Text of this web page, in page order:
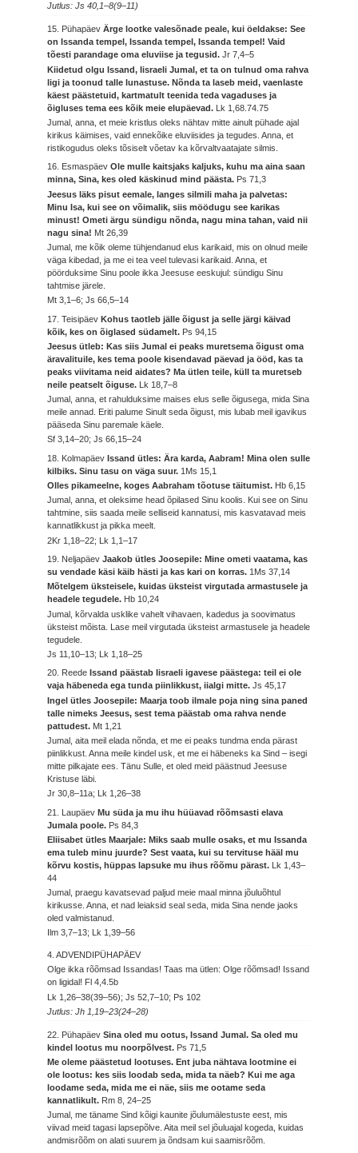
Jutlus: Js 40,1–8(9–11)
15. PühapäevÄrge lootke valesõnade peale, kui öeldakse: See
on Issanda tempel, Issanda tempel, Issanda tempel! Vaid
tõesti parandage oma eluviise ja tegusid.Jr 7,4–5
Kiidetud olgu Issand, Iisraeli Jumal, et ta on tulnud oma rahva
ligi ja toonud talle lunastuse. Nõnda ta laseb meid, vaenlaste
käest päästetuid, kartmatult teenida teda vagaduses ja
õigluses tema ees kõik meie elupäevad. Lk 1,68.74.75
Jumal, anna, et meie kristlus oleks nähtav mitte ainult pühade ajal
kirikus käimises, vaid ennekõike eluviisides ja tegudes. Anna, et
ristikogudus oleks tõsiselt võetav ka kõrvaltvaatajate silmis.
16. EsmaspäevOle mulle kaitsjaks kaljuks, kuhu ma aina saan
minna, Sina, kes oled käskinud mind päästa. Ps 71,3
Jeesus läks pisut eemale, langes silmili maha ja palvetas:
Minu Isa, kui see on võimalik, siis möödugu see karikas
minust! Ometi ärgu sündigu nõnda, nagu mina tahan, vaid nii
nagu sina! Mt 26,39
Jumal, me kõik oleme tühjendanud elus karikaid, mis on olnud meile
väga kibedad, ja me ei tea veel tulevasi karikaid. Anna, et
pöörduksime Sinu poole ikka Jeesuse eeskujul: sündigu Sinu
tahtmise järele.
Mt 3,1–6; Js 66,5–14
17. TeisipäevKohus taotleb jälle õigust ja selle järgi käivad
kõik, kes on õiglased südamelt. Ps 94,15
Jeesus ütleb: Kas siis Jumal ei peaks muretsema õigust oma
äravalituile, kes tema poole kisendavad päevad ja ööd, kas ta
peaks viivitama neid aidates? Ma ütlen teile, küll ta muretseb
neile peatselt õiguse. Lk 18,7–8
Jumal, anna, et rahulduksime maises elus selle õigusega, mida Sina
meile annad. Eriti palume Sinult seda õigust, mis lubab meil igavikus
pääseda Sinu paremale käele.
Sf 3,14–20; Js 66,15–24
18. KolmapäevIssand ütles: Ära karda, Aabram! Mina olen sulle
kilbiks. Sinu tasu on väga suur. 1Ms 15,1
Olles pikameelne, koges Aabraham tõotuse täitumist. Hb 6,15
Jumal, anna, et oleksime head õpilased Sinu koolis. Kui see on Sinu
tahtmine, siis saada meile selliseid kannatusi, mis kasvatavad meis
kannatlikkust ja pikka meelt.
2Kr 1,18–22; Lk 1,1–17
19. NeljapäevJaakob ütles Joosepile: Mine ometi vaatama, kas
su vendade käsi käib hästi ja kas kari on korras. 1Ms 37,14
Mõtelgem üksteisele, kuidas üksteist virgutada armastusele ja
headele tegudele. Hb 10,24
Jumal, kõrvalda usklike vahelt vihavaen, kadedus ja soovimatus
üksteist mõista. Lase meil virgutada üksteist armastusele ja headele
tegudele.
Js 11,10–13; Lk 1,18–25
20. Reede Issand päästab Iisraeli igavese päästega: teil ei ole
vaja häbeneda ega tunda piinlikkust, iialgi mitte.Js 45,17
Ingel ütles Joosepile: Maarja toob ilmale poja ning sina paned
talle nimeks Jeesus, sest tema päästab oma rahva nende
pattudest. Mt 1,21
Jumal, aita meil elada nõnda, et me ei peaks tundma enda pärast
piinlikkust. Anna meile kindel usk, et me ei häbeneks ka Sind – isegi
mitte pilkajate ees. Tänu Sulle, et oled meid päästnud Jeesuse
Kristuse läbi.
Jr 30,8–11a; Lk 1,26–38
21. LaupäevMu süda ja mu ihu hüüavad rõõmsasti elava
Jumala poole. Ps 84,3
Eliisabet ütles Maarjale: Miks saab mulle osaks, et mu Issanda
ema tuleb minu juurde? Sest vaata, kui su tervituse hääl mu
kõrvu kostis, hüppas lapsuke mu ihus rõõmu pärast. Lk 1,43–
44
Jumal, praegu kavatsevad paljud meie maal minna jõuluõhtul
kirikusse. Anna, et nad leiaksid seal seda, mida Sina nende jaoks
oled valmistanud.
Ilm 3,7–13; Lk 1,39–56
4. ADVENDIPÜHAPÄEV
Olge ikka rõõmsad Issandas! Taas ma ütlen: Olge rõõmsad! Issand
on ligidal! Fl 4,4.5b
Lk 1,26–38(39–56); Js 52,7–10; Ps 102
Jutlus: Jh 1,19–23(24–28)
22. PühapäevSina oled mu ootus, Issand Jumal. Sa oled mu
kindel lootus mu noorpõlvest. Ps 71,5
Me oleme päästetud lootuses. Ent juba nähtava lootmine ei
ole lootus: kes siis loodab seda, mida ta näeb? Kui me aga
loodame seda, mida me ei näe, siis me ootame seda
kannatlikult. Rm 8, 24–25
Jumal, me täname Sind kõigi kaunite jõulumälestuste eest, mis
viivad meid tagasi lapsepõlve. Aita meil sel jõuluajal kogeda, kuidas
andmisrõõm on alati suurem ja õndsam kui saamisrõõm.